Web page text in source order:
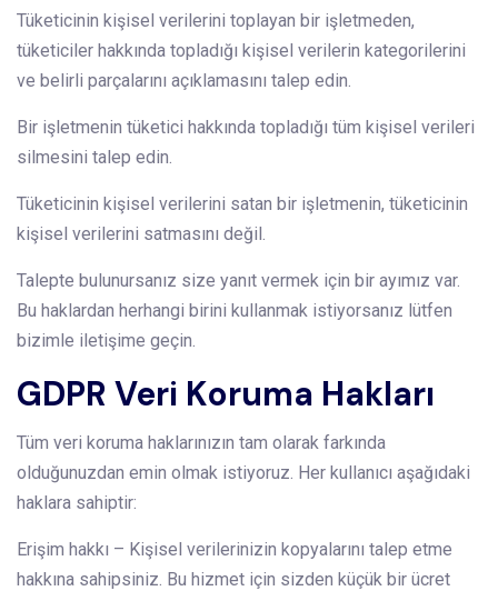
Tüketicinin kişisel verilerini toplayan bir işletmeden,
tüketiciler hakkında topladığı kişisel verilerin kategorilerini
ve belirli parçalarını açıklamasını talep edin.
Bir işletmenin tüketici hakkında topladığı tüm kişisel verileri
silmesini talep edin.
Tüketicinin kişisel verilerini satan bir işletmenin, tüketicinin
kişisel verilerini satmasını değil.
Talepte bulunursanız size yanıt vermek için bir ayımız var.
Bu haklardan herhangi birini kullanmak istiyorsanız lütfen
bizimle iletişime geçin.
GDPR Veri Koruma Hakları
Tüm veri koruma haklarınızın tam olarak farkında
olduğunuzdan emin olmak istiyoruz. Her kullanıcı aşağıdaki
haklara sahiptir:
Erişim hakkı – Kişisel verilerinizin kopyalarını talep etme
hakkına sahipsiniz. Bu hizmet için sizden küçük bir ücret